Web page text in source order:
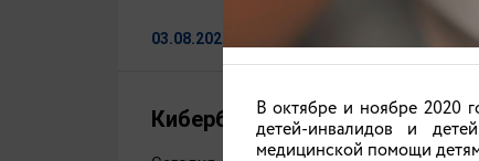
03.08.2026
Кибербезопасность для
В октябре и ноябре 2020
детей-инвалидов и
медицинской помощи